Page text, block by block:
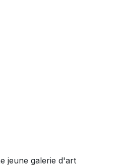
jeune galerie d'art